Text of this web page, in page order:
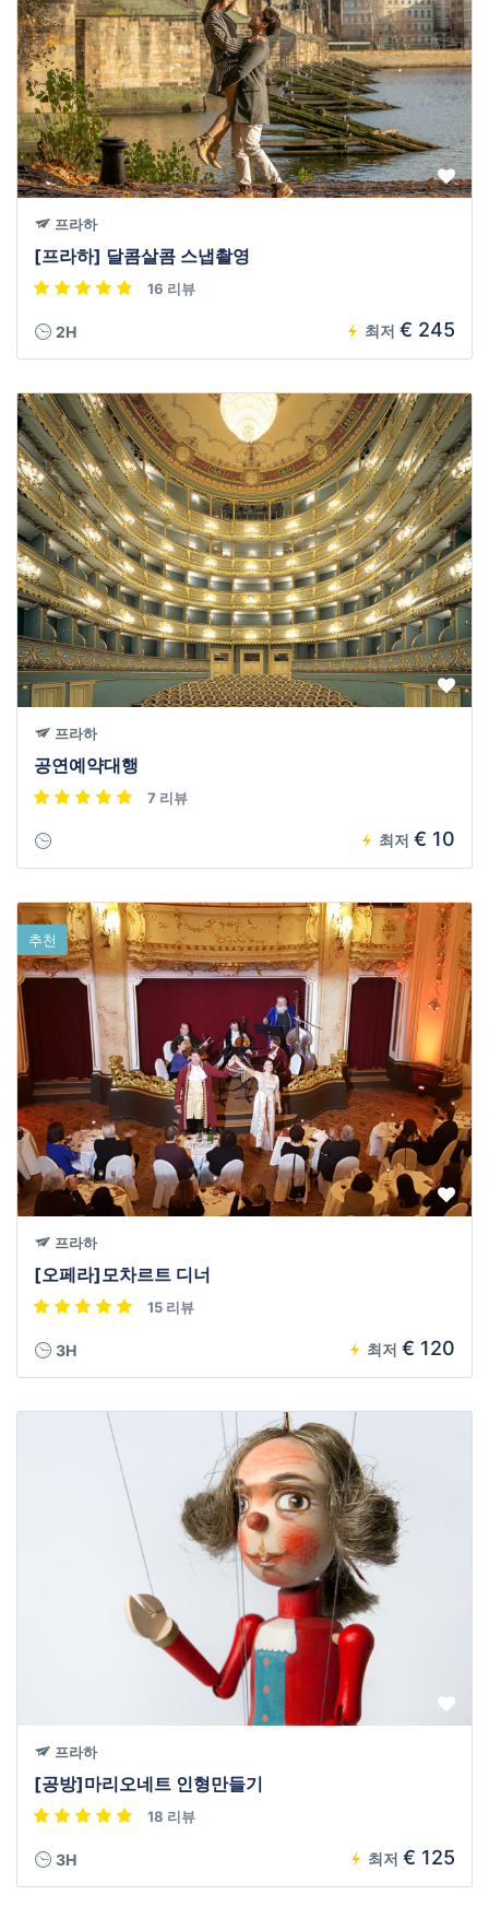
프라하
[프라하] 달콤살콤 스냅촬영
16 리뷰
2H 최저 € 245
프라하
공연예약대행
7 리뷰
최저 € 10
추천
프라하
[오페라]모차르트 디너
15 리뷰
3H 최저 € 120
프라하
[공방]마리오네트 인형만들기
18 리뷰
3H 최저 € 125